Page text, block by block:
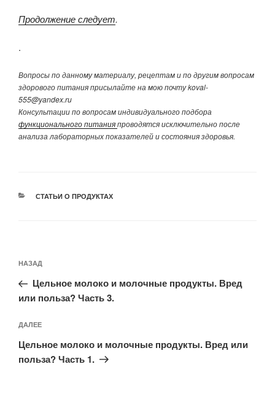
Продолжение следует.
.
Вопросы по данному материалу, рецептам и по другим вопросам
здорового питания присылайте на мою почту koval-
555@yandex.ru
Консультации по вопросам индивидуального подбора
функционального питанияпроводятся исключительно после
анализа лабораторных показателей и состояния здоровья.
РУБРИКИ
СТАТЬИ О ПРОДУКТАХ
по
записям
Предыдущая
запись:
НАЗАД
Цельное молоко и молочные продукты. Вред
или польза? Часть 3.
Следующая
запись
ДАЛЕЕ
Цельное молоко и молочные продукты. Вред или
польза? Часть 1.